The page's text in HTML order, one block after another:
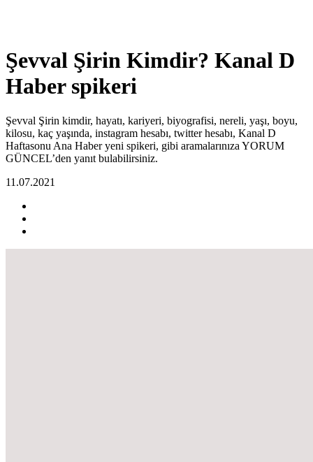
Şevval Şirin Kimdir? Kanal D
Haber spikeri
Şevval Şirin kimdir, hayatı, kariyeri, biyografisi, nereli, yaşı, boyu,
kilosu, kaç yaşında, instagram hesabı, twitter hesabı, Kanal D
Haftasonu Ana Haber yeni spikeri, gibi aramalarınıza YORUM
GÜNCEL’den yanıt bulabilirsiniz.
11.07.2021